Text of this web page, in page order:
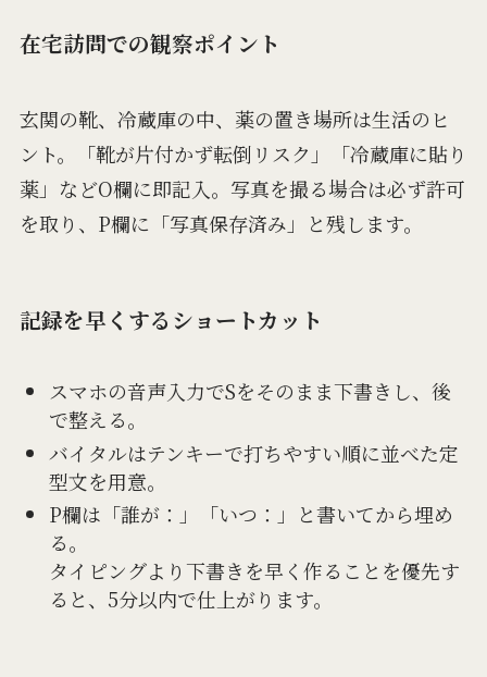
在宅訪問での観察ポイント
玄関の靴、冷蔵庫の中、薬の置き場所は生活のヒ
ント。「靴が片付かず転倒リスク」「冷蔵庫に貼り
薬」などO欄に即記入。写真を撮る場合は必ず許可
を取り、P欄に「写真保存済み」と残します。
記録を早くするショートカット
スマホの音声入力でSをそのまま下書きし、後
で整える。
バイタルはテンキーで打ちやすい順に並べた定
型文を用意。
P欄は「誰が：」「いつ：」と書いてから埋め
る。
タイピングより下書きを早く作ることを優先す
ると、5分以内で仕上がります。